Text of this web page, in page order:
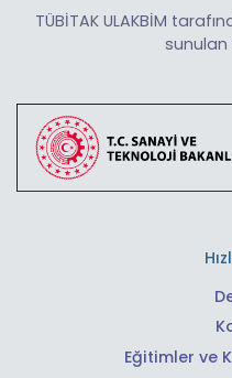
TÜBİTAK ULAKBİM
sunulan
Eğitimler ve